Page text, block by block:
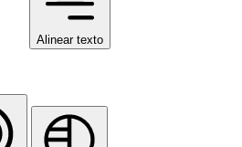
Alinear texto